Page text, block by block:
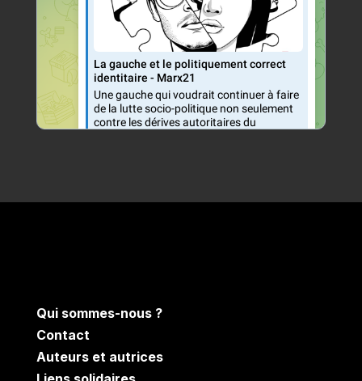
Qui sommes-nous ?
Contact
Auteurs et autrices